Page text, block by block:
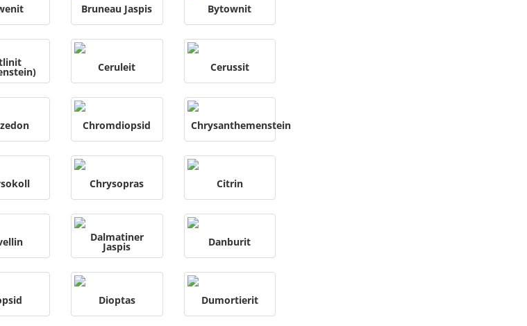
Bruneau Jaspis Bytownit
Ceruleit Cerussit
Chromdiopsid Chrysanthemenstein
Chrysopras Citrin
Dalmatiner
Jaspis Danburit
Dioptas Dumortierit